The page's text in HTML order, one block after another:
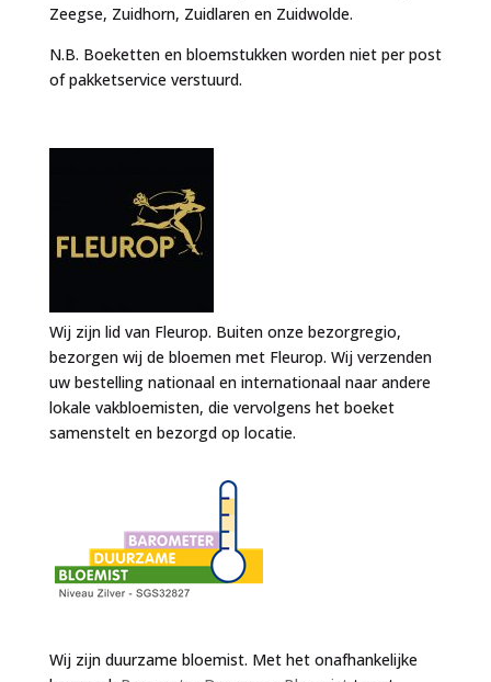
Zeegse, Zuidhorn, Zuidlaren en Zuidwolde.
N.B. Boeketten en bloemstukken worden niet per post
of pakketservice verstuurd.
Wij zijn lid van Fleurop. Buiten onze bezorgregio,
bezorgen wij de bloemen met Fleurop. Wij verzenden
uw bestelling nationaal en internationaal naar andere
lokale vakbloemisten, die vervolgens het boeket
samenstelt en bezorgd op locatie.
Wij zijn duurzame bloemist. Met het onafhankelijke